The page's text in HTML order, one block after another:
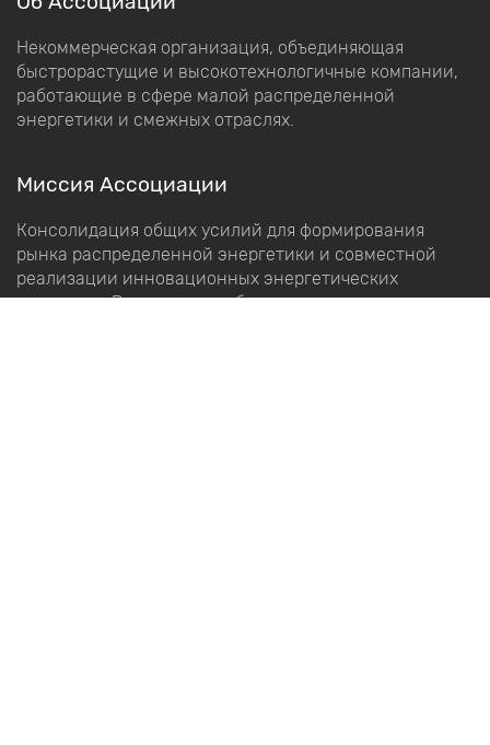
Некоммерческая организация, объединяющая
быстрорастущие и высокотехнологичные компании,
работающие в сфере малой распределенной
энергетики и смежных отраслях.
Миссия Ассоциации
Консолидация общих усилий для формирования
рынка распределенной энергетики и совместной
реализации инновационных энергетических
проектов в России и за рубежом.